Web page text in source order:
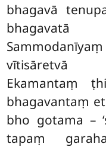
bhagavā
bhagavatā
vītisāretvā
Ekamantaṃ
bhagavantaṃ
bho gotama –
tapaṃ